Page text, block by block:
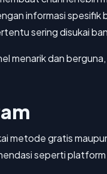
informasi spesifik
sering disukai
menarik dan
metode gratis
seperti platform